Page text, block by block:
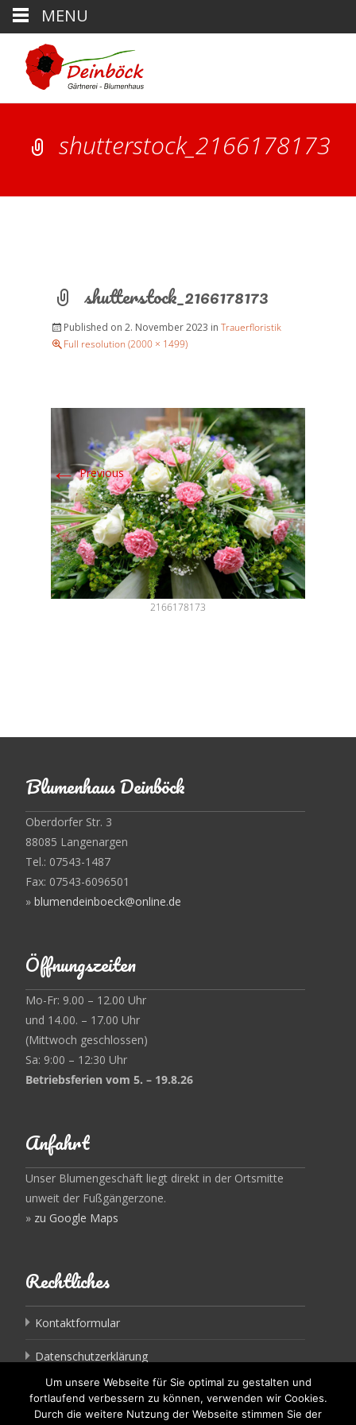
shutterstock_2166178173
shutterstock_2166178173
Published on 2. November 2023 in Trauerfloristik
Full resolution (2000 × 1499)
←Previous
2166178173
Blumenhaus Deinböck
Oberdorfer Str. 3
88085 Langenargen
Tel.: 07543-1487
Fax: 07543-6096501
» blumendeinboeck@online.de
Öffnungszeiten
Mo-Fr: 9.00 – 12.00 Uhr
und 14.00. – 17.00 Uhr
(Mittwoch geschlossen)
Sa: 9:00 – 12:30 Uhr
Betriebsferien vom 5. – 19.8.26
Anfahrt
Unser Blumengeschäft liegt direkt in der Ortsmitte
unweit der Fußgängerzone.
» zu Google Maps
Rechtliches
Kontaktformular
Datenschutzerklärung
Impressum
MENU
Um unsere Webseite für Sie optimal zu gestalten und
fortlaufend verbessern zu können, verwenden wir Cookies.
Durch die weitere Nutzung der Webseite stimmen Sie der